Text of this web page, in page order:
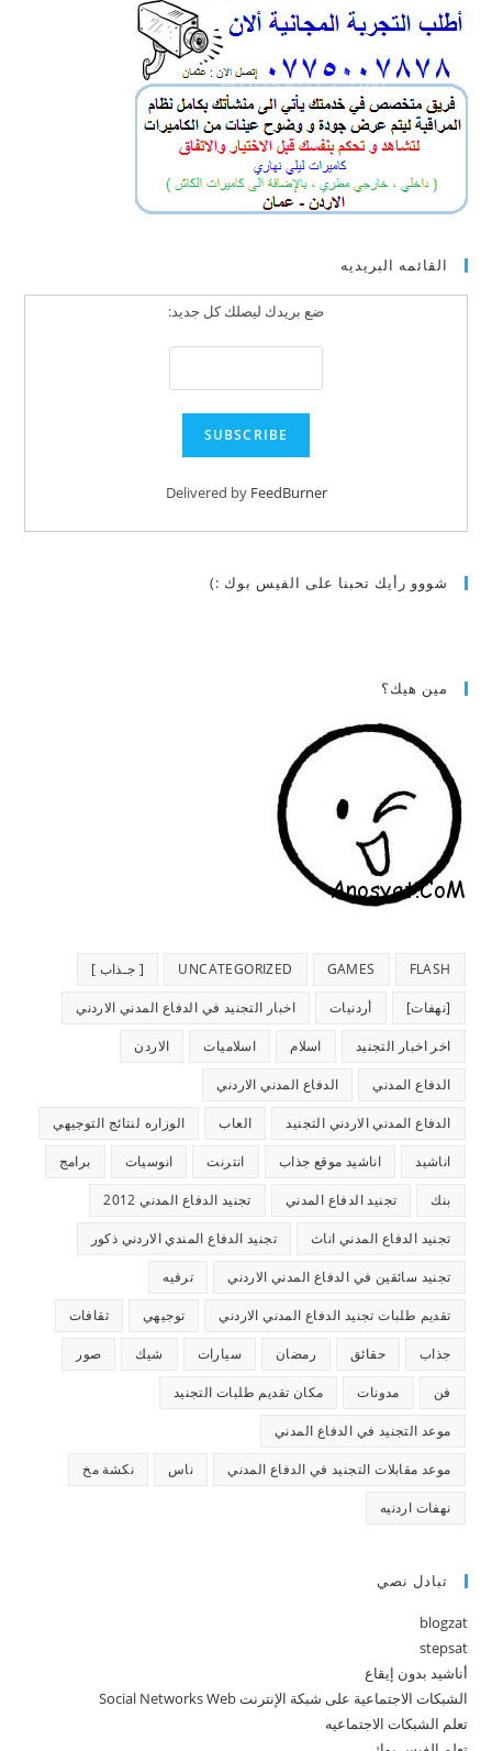
القائمه البريديه
ضع بريدك ليصلك كل جديد:
Delivered by FeedBurner
شووو رأيك تحبنا على الفيس بوك :)
مين هيك؟
FLASH
GAMES
UNCATEGORIZED [ جـذاب ]
[نهفات] أردنيات اخبار التجنيد في الدفاع المدني الاردني
اخر اخبار التجنيد اسلام اسلاميات الاردن
الدفاع المدني الدفاع المدني الاردني
الدفاع المدني الاردني التجنيد العاب الوزاره لنتائج التوجيهي
اناشيد اناشيد موقع جذاب انترنت انوسيات برامج
بنك تجنيد الدفاع المدني تجنيد الدفاع المدني 2012
تجنيد الدفاع المدني اناث تجنيد الدفاع المندي الاردني ذكور
تجنيد سائقين في الدفاع المدني الاردني ترفيه
تقديم طلبات تجنيد الدفاع المدني الاردني توجيهي ثقافات
جذاب حقائق رمضان سيارات شيك صور
فن مدونات مكان تقديم طلبات التجنيد
موعد التجنيد في الدفاع المدني
موعد مقابلات التجنيد في الدفاع المدني ناس نكشة مخ
نهفات اردنيه
تبادل نصي
blogzat
stepsat
أناشيد بدون إيقاع
الشبكات الاجتماعية على شبكة الإنترنت Social Networks Web
تعلم الشبكات الاجتماعيه